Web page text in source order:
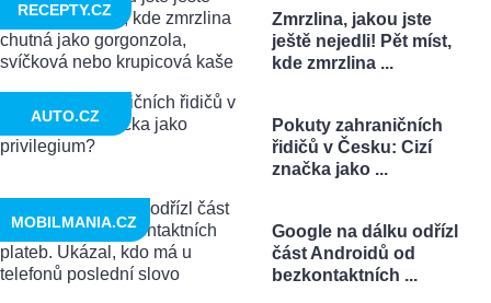
Zmrzlina, jakou jste
ještě nejedli! Pět míst,
kde zmrzlina ...
RECEPTY.CZ
Pokuty zahraničních
řidičů v Česku: Cizí
značka jako ...
AUTO.CZ
Google na dálku odřízl
část Androidů od
bezkontaktních ...
MOBILMANIA.CZ